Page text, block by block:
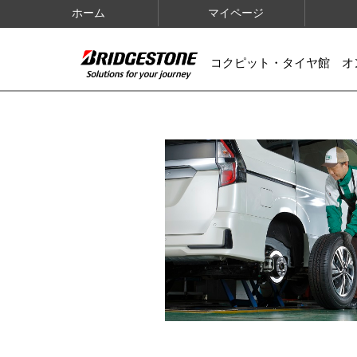
ホーム マイページ
コクピット・タイヤ館 オ
IMAGES